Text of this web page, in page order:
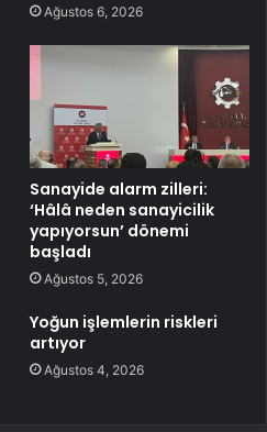
Ağustos 6, 2026
Sanayide alarm zilleri:
‘Hâlâ neden sanayicilik
yapıyorsun’ dönemi
başladı
Ağustos 5, 2026
Yoğun işlemlerin riskleri
artıyor
Ağustos 4, 2026